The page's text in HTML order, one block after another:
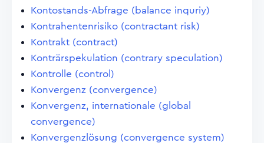
Kontostands-Abfrage (balance inquriy)
Kontrahentenrisiko (contractant risk)
Kontrakt (contract)
Konträrspekulation (contrary speculation)
Kontrolle (control)
Konvergenz (convergence)
Konvergenz, internationale (global
convergence)
Konvergenzlösung (convergence system)